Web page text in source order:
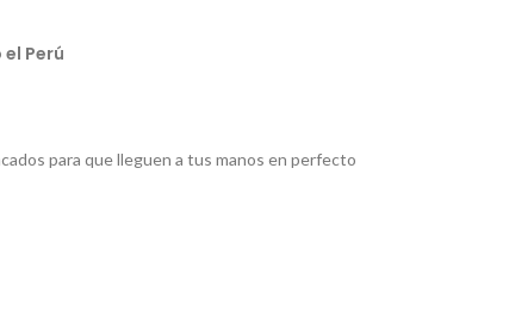
Perú
para que lleguen a tus manos en perfecto